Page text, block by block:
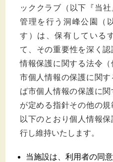
ッククラブ（以下『当
管理を行う洞峰公園（
す）は、保有している
て、その重要性を深く
情報保護に関する法令
市個人情報の保護に関
ば市個人情報の保護に
が定める指針その他の規
以下のとおり個人情報
行し維持いたします。
当施設は、利用者の同